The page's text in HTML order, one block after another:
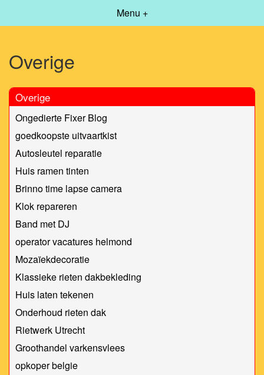
Menu +
Overige
Overige
Ongedierte Fixer Blog
goedkoopste uitvaartkist
Autosleutel reparatie
Huis ramen tinten
Brinno time lapse camera
Klok repareren
Band met DJ
operator vacatures helmond
Mozaïekdecoratie
Klassieke rieten dakbekleding
Huis laten tekenen
Onderhoud rieten dak
Rietwerk Utrecht
Groothandel varkensvlees
opkoper belgie